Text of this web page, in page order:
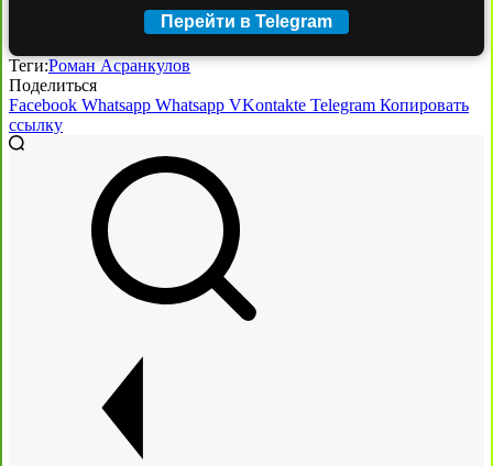
Перейти в Telegram
Теги:Роман Асранкулов
Поделиться
Facebook Whatsapp Whatsapp VKontakte Telegram Копировать
ссылку